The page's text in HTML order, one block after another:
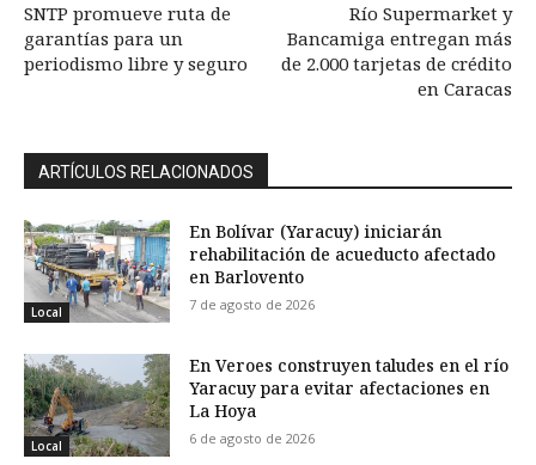
SNTP promueve ruta de
garantías para un
periodismo libre y seguro
Río Supermarket y
Bancamiga entregan más
de 2.000 tarjetas de crédito
en Caracas
ARTÍCULOS RELACIONADOS
Local
En Bolívar (Yaracuy) iniciarán
rehabilitación de acueducto afectado
en Barlovento
7 de agosto de 2026
Local
En Veroes construyen taludes en el río
Yaracuy para evitar afectaciones en
La Hoya
6 de agosto de 2026